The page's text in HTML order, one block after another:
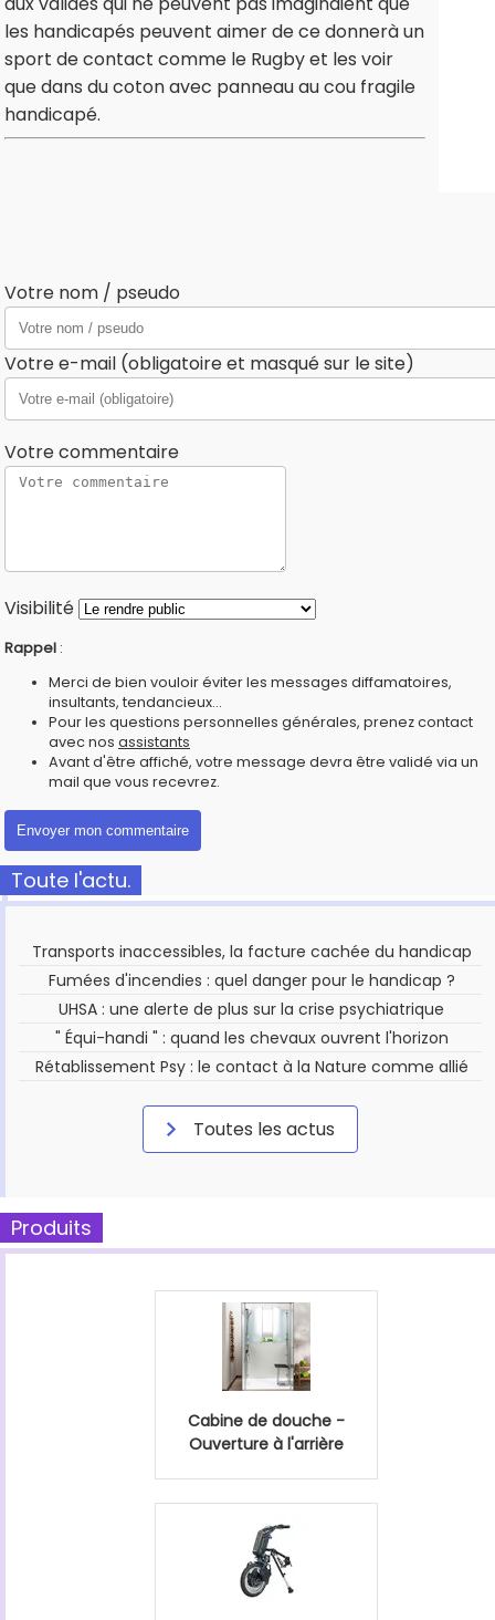
les handicapés peuvent aimer de ce donnerà un
sport de contact comme le Rugby et les voir
que dans du coton avec panneau au cou fragile
handicapé.
Votre nom / pseudo
Votre e-mail (obligatoire et masqué sur le site)
Votre commentaire
Visibilité
Rappel :
Merci de bien vouloir éviter les messages diffamatoires,
insultants, tendancieux...
Pour les questions personnelles générales, prenez contact
avec nos assistants
Avant d'être affiché, votre message devra être validé via un
mail que vous recevrez.
Toute l'actu.
Transports inaccessibles, la facture cachée du handicap
Fumées d'incendies : quel danger pour le handicap ?
UHSA : une alerte de plus sur la crise psychiatrique
" Équi-handi " : quand les chevaux ouvrent l'horizon
Rétablissement Psy : le contact à la Nature comme allié
Toutes les actus
Produits
Cabine de douche -
Ouverture à l'arrière